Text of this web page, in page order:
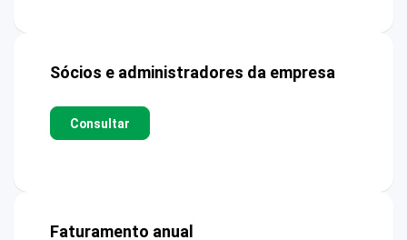
Sócios e administradores da empresa
Consultar
Faturamento anual